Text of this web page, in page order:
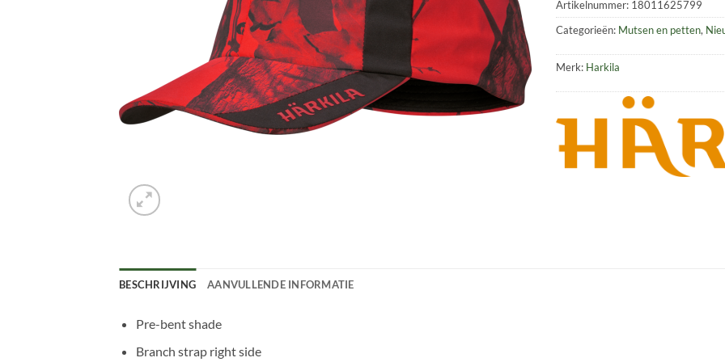
Artikelnummer: 18011625799
Categorieën: Mutsen en petten,
Merk: Harkila
BESCHRIJVING AANVULLENDE INFORMATIE
Pre-bent shade
Branch strap right side